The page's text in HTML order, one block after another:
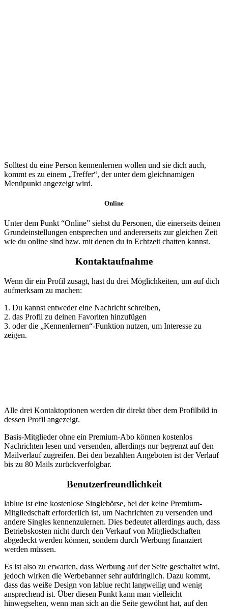
Solltest du eine Person kennenlernen wollen und sie dich auch,
kommt es zu einem „Treffer“, der unter dem gleichnamigen
Menüpunkt angezeigt wird.
Online
Unter dem Punkt “Online” siehst du Personen, die einerseits deinen
Grundeinstellungen entsprechen und andererseits zur gleichen Zeit
wie du online sind bzw. mit denen du in Echtzeit chatten kannst.
Kontaktaufnahme
Wenn dir ein Profil zusagt, hast du drei Möglichkeiten, um auf dich
aufmerksam zu machen:
1. Du kannst entweder eine Nachricht schreiben,
2. das Profil zu deinen Favoriten hinzufügen
3. oder die „Kennenlernen“-Funktion nutzen, um Interesse zu
zeigen.
Alle drei Kontaktoptionen werden dir direkt über dem Profilbild in
dessen Profil angezeigt.
Basis-Mitglieder ohne ein Premium-Abo können kostenlos
Nachrichten lesen und versenden, allerdings nur begrenzt auf den
Mailverlauf zugreifen. Bei den bezahlten Angeboten ist der Verlauf
bis zu 80 Mails zurückverfolgbar.
Benutzerfreundlichkeit
lablue ist eine kostenlose Singlebörse, bei der keine Premium-
Mitgliedschaft erforderlich ist, um Nachrichten zu versenden und
andere Singles kennenzulernen. Dies bedeutet allerdings auch, dass
Betriebskosten nicht durch den Verkauf von Mitgliedschaften
abgedeckt werden können, sondern durch Werbung finanziert
werden müssen.
Es ist also zu erwarten, dass Werbung auf der Seite geschaltet wird,
jedoch wirken die Werbebanner sehr aufdringlich. Dazu kommt,
dass das weiße Design von lablue recht langweilig und wenig
ansprechend ist. Über diesen Punkt kann man vielleicht
hinwegsehen, wenn man sich an die Seite gewöhnt hat, auf den